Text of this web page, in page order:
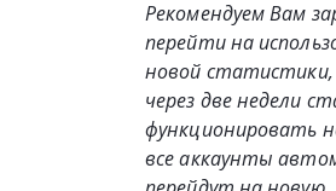
Рекомендуем Вам
перейти на
новой
через две недели
функционировать
все аккаунты